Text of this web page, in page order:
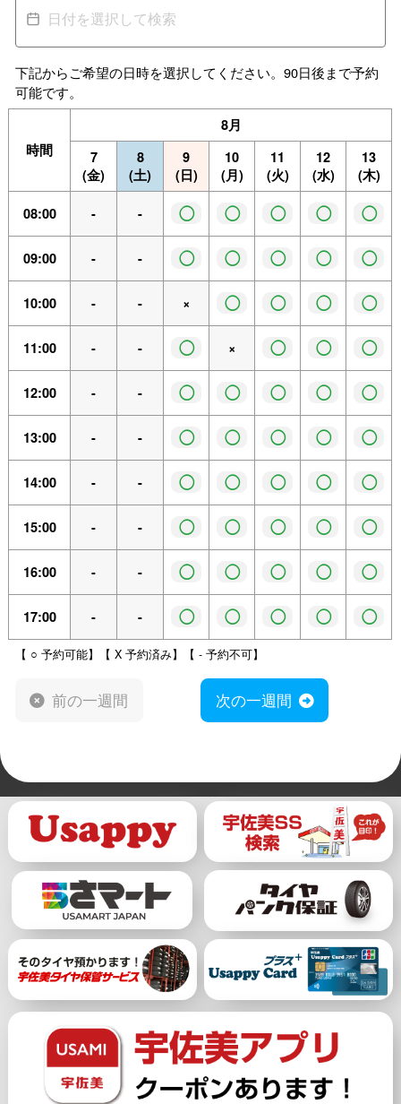
下記からご希望の日時を選択してください。90日後まで予約
可能です。
時間
8月
7
(金)
8
(土)
9
(日)
10
(月)
11
(火)
12
(水)
13
(木)
08:00 - - ◯ ◯ ◯ ◯ ◯
09:00 - - ◯ ◯ ◯ ◯ ◯
10:00 - - × ◯ ◯ ◯ ◯
11:00 - - ◯ × ◯ ◯ ◯
12:00 - - ◯ ◯ ◯ ◯ ◯
13:00 - - ◯ ◯ ◯ ◯ ◯
14:00 - - ◯ ◯ ◯ ◯ ◯
15:00 - - ◯ ◯ ◯ ◯ ◯
16:00 - - ◯ ◯ ◯ ◯ ◯
17:00 - - ◯ ◯ ◯ ◯ ◯
【 ○ 予約可能】【 X 予約済み】【 - 予約不可】
前の一週間 次の一週間